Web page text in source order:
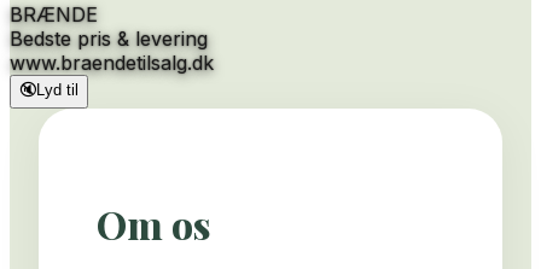
BRÆNDE
Bedste pris & levering
www.braendetilsalg.dk
🔇Lyd til
Om os